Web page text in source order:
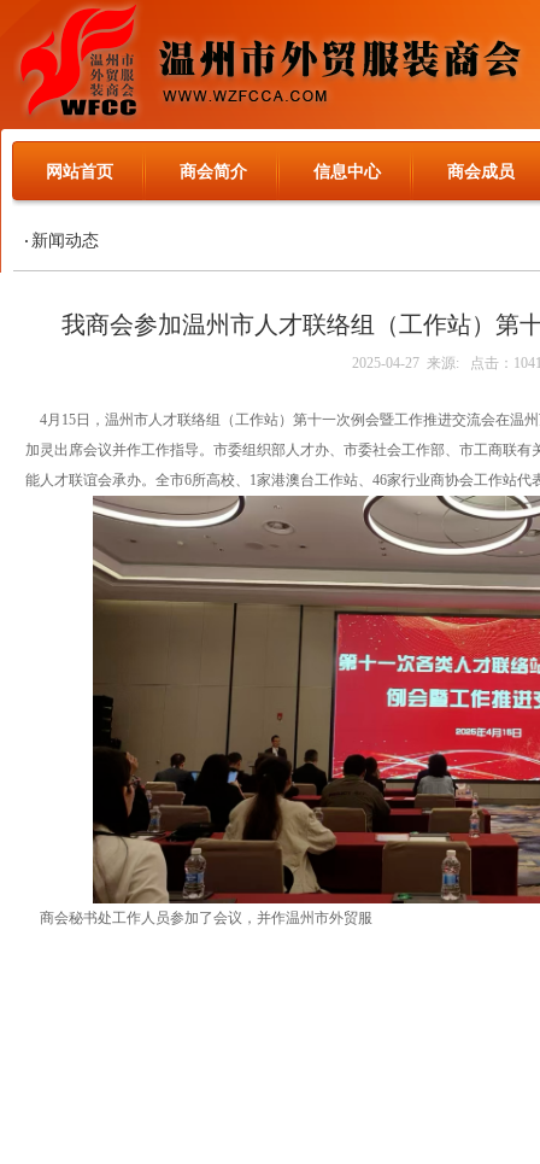
网站首页 商会简介 信息中心 商会成员
新闻动态
我商会参加温州市人才联络组（工作站）第
2025-04-27 来源: 点击：
4月15日，温州市人才联络组（工作站）第十一次例会暨工作推进交流会在温
加灵出席会议并作工作指导。市委组织部人才办、市委社会工作部、市工商联
能人才联谊会承办。全市6所高校、1家港澳台工作站、46家行业商协会工作站代
商会秘书处工作人员参加了会议，并作温州市外贸服